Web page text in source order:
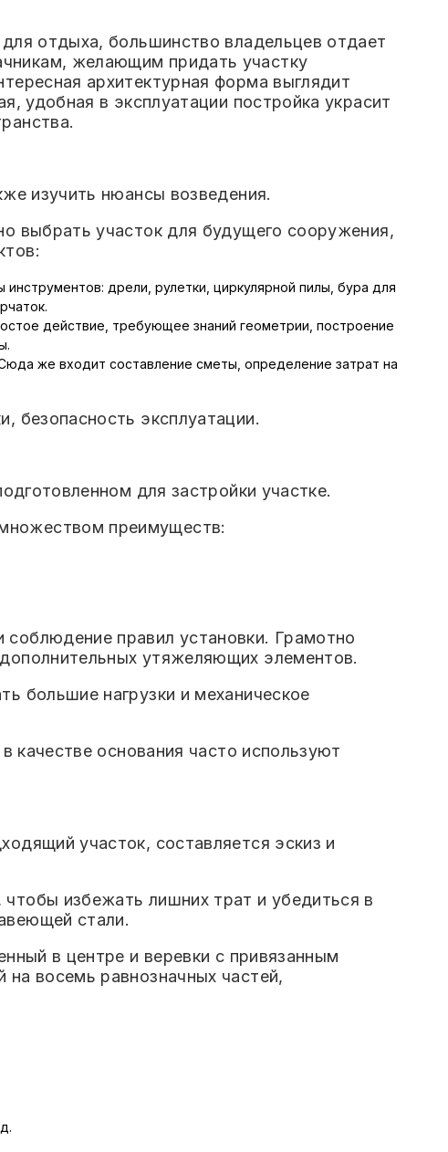
отдыха, большинство владельцев отдает
желающим придать участку
архитектурная форма выглядит
удобная в эксплуатации постройка украсит
изучить нюансы возведения.
выбрать участок для будущего сооружения,
дрели, рулетки, циркулярной пилы, бура для
действие, требующее знаний геометрии, построение
же входит составление сметы, определение затрат на
безопасность эксплуатации.
для застройки участке.
преимуществ:
правил установки. Грамотно
утяжеляющих элементов.
большие нагрузки и механическое
качестве основания часто используют
участок, составляется эскиз и
избежать лишних трат и убедиться в
стали.
в центре и веревки с привязанным
восемь равнозначных частей,